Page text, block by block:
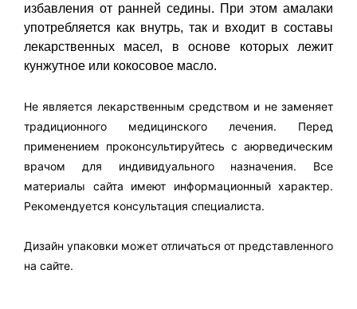
избавления от ранней седины. При этом амалаки
употребляется как внутрь, так и входит в составы
лекарственных масел, в основе которых лежит
кунжутное или кокосовое масло.
Не является лекарственным средством и не заменяет
традиционного медицинского лечения. Перед
применением проконсультируйтесь с аюрведическим
врачом для индивидуального назначения. Все
материалы сайта имеют информационный характер.
Рекомендуется консультация специалиста.
Дизайн упаковки может отличаться от представленного
на сайте.